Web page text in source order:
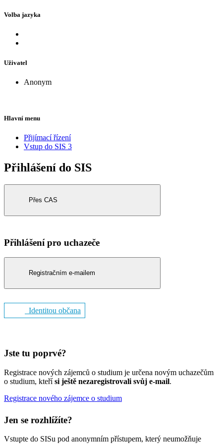
Volba jazyka
Uživatel
Anonym
Hlavní menu
Přijímací řízení
Vstup do SIS 3
Přihlášení do SIS
Přes CAS
Přihlášení pro uchazeče
Registračním e-mailem
Identitou občana
Jste tu poprvé?
Registrace nových zájemců o studium je určena novým uchazečům
o studium, kteřísi ještě nezaregistrovali svůj e-mail.
Registrace nového zájemce o studium
Jen se rozhlížíte?
Vstupte do SISu pod anonymním přístupem, který neumožňuje